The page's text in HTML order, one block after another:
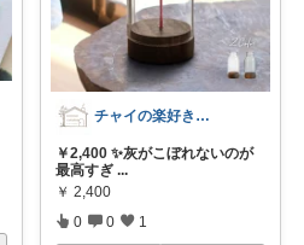
チャイの楽好きROOM
￥2,400 ✨灰がこぼれないのが
最高すぎ ...
￥ 2,400
0 0 1